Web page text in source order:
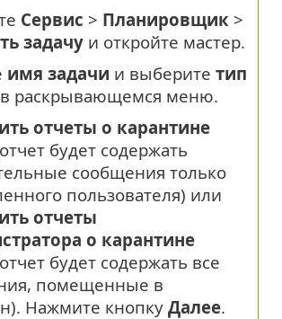
Сервис > Планировщик >
задачу и откройте мастер.
имя задачи и выберите тип
в раскрывающемся меню.
отчеты о карантине
будет содержать
сообщения только
пользователя) или
отчеты
о карантине
будет содержать все
помещенные в
Нажмите кнопку Далее.